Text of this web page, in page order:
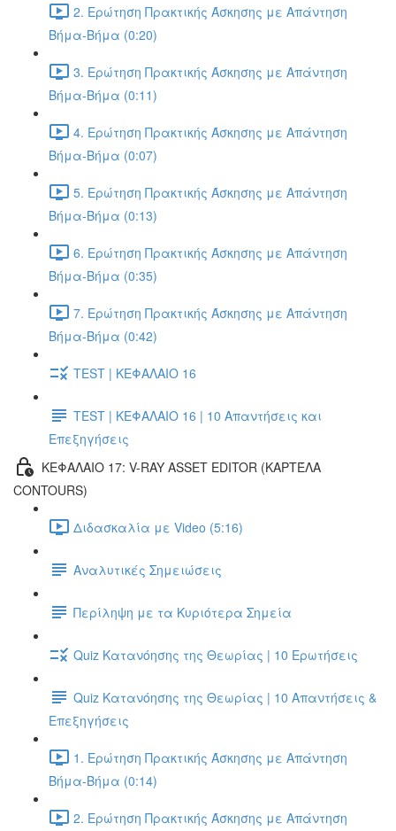
2. Ερώτηση Πρακτικής Άσκησης με Απάντηση
Βήμα-Βήμα (0:20)
3. Ερώτηση Πρακτικής Άσκησης με Απάντηση
Βήμα-Βήμα (0:11)
4. Ερώτηση Πρακτικής Άσκησης με Απάντηση
Βήμα-Βήμα (0:07)
5. Ερώτηση Πρακτικής Άσκησης με Απάντηση
Βήμα-Βήμα (0:13)
6. Ερώτηση Πρακτικής Άσκησης με Απάντηση
Βήμα-Βήμα (0:35)
7. Ερώτηση Πρακτικής Άσκησης με Απάντηση
Βήμα-Βήμα (0:42)
TEST | ΚΕΦΑΛΑΙΟ 16
TEST | ΚΕΦΑΛΑΙΟ 16 | 10 Απαντήσεις και
Επεξηγήσεις
ΚΕΦΑΛΑΙΟ 17: V-RAY ASSET EDITOR (ΚΑΡΤΈΛΑ
CONTOURS)
Διδασκαλία με Video (5:16)
Αναλυτικές Σημειώσεις
Περίληψη με τα Κυριότερα Σημεία
Quiz Κατανόησης της Θεωρίας | 10 Ερωτήσεις
Quiz Κατανόησης της Θεωρίας | 10 Απαντήσεις &
Επεξηγήσεις
1. Ερώτηση Πρακτικής Άσκησης με Απάντηση
Βήμα-Βήμα (0:14)
2. Ερώτηση Πρακτικής Άσκησης με Απάντηση